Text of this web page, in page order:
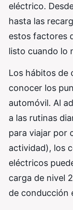
eléctrico.
hasta las
estos factores
listo cuando lo
Los hábitos de
conocer los
automóvil. Al
a las rutinas
para viajar por
actividad), los
eléctricos
carga de nivel
de conducción